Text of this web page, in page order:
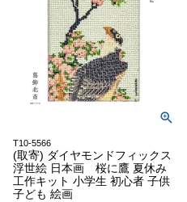
T10-5566
(取寄) ダイヤモンドフィックス
浮世絵 日本画 桜に鷹 夏休み
工作キット 小学生 初心者 子供
子ども 絵画